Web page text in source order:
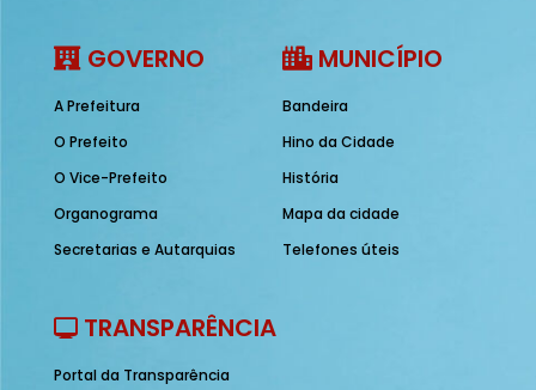
GOVERNO
A Prefeitura
O Prefeito
O Vice-Prefeito
Organograma
Secretarias e Autarquias
MUNICÍPIO
Bandeira
Hino da Cidade
História
Mapa da cidade
Telefones úteis
TRANSPARÊNCIA
Portal da Transparência